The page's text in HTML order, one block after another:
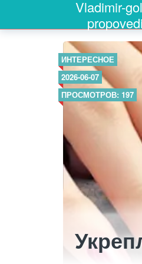
Vladimir-
ИНТЕРЕСНОЕ
2026-06-07
ПРОСМОТРОВ: 197